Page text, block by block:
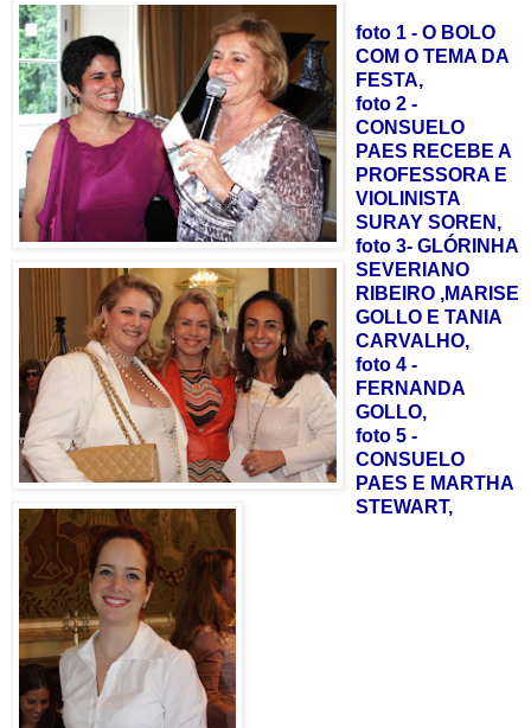
foto 1 - O BOLO
COM O TEMA DA
FESTA,
foto 2 -
CONSUELO
PAES RECEBE A
PROFESSORA E
VIOLINISTA
SURAY SOREN,
foto 3- GLÓRINHA
SEVERIANO
RIBEIRO ,MARISE
GOLLO E TANIA
CARVALHO,
foto 4 -
FERNANDA
GOLLO,
foto 5 -
CONSUELO
PAES E MARTHA
STEWART,